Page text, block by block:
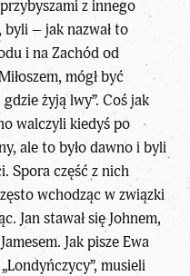
z innego
byli – jak nazwał to
i na Zachód od
mógł być
żyją lwy”. Coś jak
walczyli kiedyś po
ale to było dawno i byli
Spora część z nich
wchodząc w związki
Jan stawał się Johnem,
Jak pisze Ewa
musieli